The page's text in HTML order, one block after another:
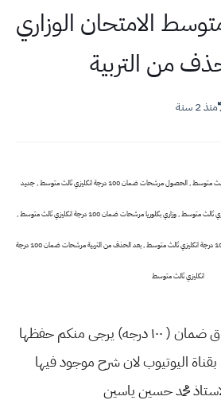
الامتحان الوزاري
من التربية
منذ 2 سنة
تحميل مرشحات ضمان 100 درجة انكليزي ثالث متوسط , الحصول مرشحات ضمان 100 درجة انكليزي ثالث متوسط , جديد
وحصري الان مرشحات ضمان 100 درجة انكليزي ثالث متوسط , وزاري بكلوريا مرشحات ضمان 100 درجة انكليزي ثالث متوسط ,
للعام الدراسي الحالي 2020 مرشحات ضمان 100 درجة انكليزي ثالث متوسط , بعد الحذف من التربية مرشحات ضمان 100 درجة
انكليزي ثالث متوسط
طلابنا الأعزاء هذه الأوراق ضمان ( ١٠٠ درجه) يرجى منكم حفظها
اليوتيوب لان شرح موجود فيها
محمد حسين ياسين